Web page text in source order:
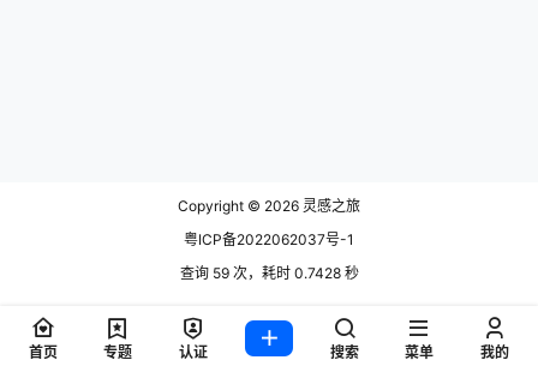
Copyright © 2026 灵感之旅
粤ICP备2022062037号-1
查询 59 次，耗时 0.7428 秒
首页 专题 认证 搜索 菜单 我的